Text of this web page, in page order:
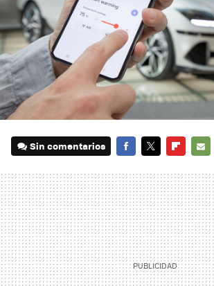
Sin comentarios
MAIL